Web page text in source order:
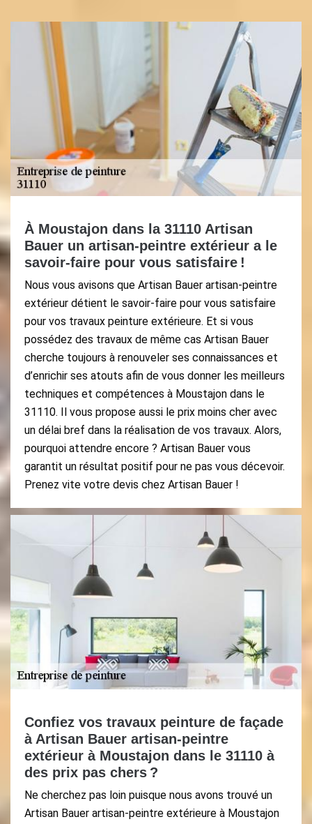
À Moustajon dans la 31110 Artisan
Bauer un artisan-peintre extérieur a le
savoir-faire pour vous satisfaire !
Nous vous avisons que Artisan Bauer artisan-peintre
extérieur détient le savoir-faire pour vous satisfaire
pour vos travaux peinture extérieure. Et si vous
possédez des travaux de même cas Artisan Bauer
cherche toujours à renouveler ses connaissances et
d’enrichir ses atouts afin de vous donner les meilleurs
techniques et compétences à Moustajon dans le
31110. Il vous propose aussi le prix moins cher avec
un délai bref dans la réalisation de vos travaux. Alors,
pourquoi attendre encore ? Artisan Bauer vous
garantit un résultat positif pour ne pas vous décevoir.
Prenez vite votre devis chez Artisan Bauer !
Confiez vos travaux peinture de façade
à Artisan Bauer artisan-peintre
extérieur à Moustajon dans le 31110 à
des prix pas chers ?
Ne cherchez pas loin puisque nous avons trouvé un
Artisan Bauer artisan-peintre extérieure à Moustajon